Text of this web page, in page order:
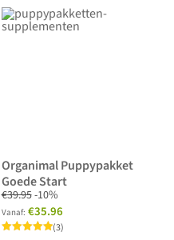
Organimal Puppypakket
Goede Start
€39.95-10%
Vanaf: €35.96
(3)